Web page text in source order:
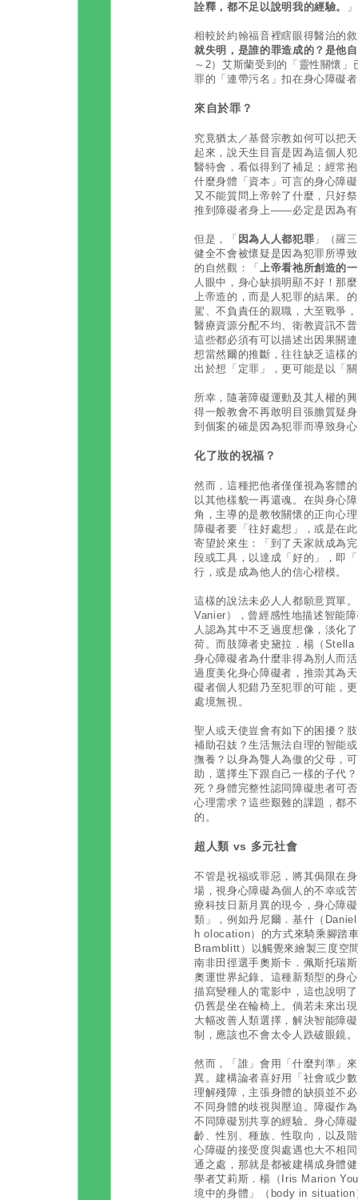
詮釋，都不足以說明我的經驗。
」
相較於約翰福音裡瞎眼得醫治的
就失明，是誰的罪造成的？是他
～2）艾斯蘭受到的「靈性關懷
罪的「連帶污名」扣在身心障礙
來自於罪？
究竟猶太／基督宗教如何可以把
起來，說天生目盲是因為這個人
醫特會，看似得到了補足；經常
什麼身體「資本」可言的身心障
又不能質問上帝幹了什麼，只好
推到障礙者身上——必定是因為
但是，「 因為人人都犯罪 」（羅
健全不會被懷疑是因為犯罪所導
的自然觀：「 上帝看祂所創造的
人眼中，身心缺損明顯不好！那
上帝造的，而是人犯罪的結果。
駕、不負責任的親職，大至戰爭
醫療資源分配不均、衛教資訊不
這些都必須有可以描述出因果關
想當然爾的推斷，往往缺乏這樣
出於想「定罪」，更可能是以「
所幸，隨著障礙運動及其人權的
得一般教會不再敢明目張膽質疑
到個案的確是因為犯罪而導致身
化了妝的祝福？
然而，這種把他者僅僅視為客體
以其他樣貌一再還魂。在與身心
角，主導的是教牧關懷的正向心
障礙者要「往好處想」，或是在
寄望於來生：「到了天家就成為
段或工具，以達成「好的」，即
行，或是成為他人的信心楷模。
這樣的說法未必人人都願意買單
Vanier），曾經感性地描述智能
人認為其中不乏過度想像，淡化
荷。而肢障者史黛拉．楊（
身心障礙者為什麼非得為別人而
過度美化身心障礙者，推崇其為
礙者個人犯錯乃至犯罪的可能，
處境無視。
聖人或天使豈會有如下的困擾？
補助召妓？生活無法自理的智能
撫養？以身為聾人為傲的父母，
助，選擇生下跟自己一樣的子代
死？身體完整性認同障礙患者可
心理需求？這些艱難的課題，都
的。
超人類 vs 多元社會
不管是祝福或罪惡，將其侷限在
場，視身心障礙為個人的不幸或
療科技日新月異的現今，身心障
類」，例如丹尼爾．基什（
h olocation）的方式來騎乘腳踏
Bramblitt）以觸覺來繪製三度空
南非田徑選手奧斯卡．佩斯托瑞
奧運世界紀錄。這種新類型的身
描寫變種人的電影中，這也說明
仍舊是坐在輪椅上。倘若未來出
大幅改善人類選擇，解決智能障
制，應該也不會太令人跌破眼鏡。
然而，「誰」會用「什麼判準」
異。建構論者喜好用「社會或少
理解殘障，主張身體的缺損並不
不同身體的歧視與壓迫。障礙作
不同障礙別共享的經驗。身心障
齡、性別、種族、性取向，以及
心障礙的接受度與處遇也大不相
通之處，那就是都被建構成身體
學者艾莉斯．楊（Iris Marion
境中的身體」（body in situation